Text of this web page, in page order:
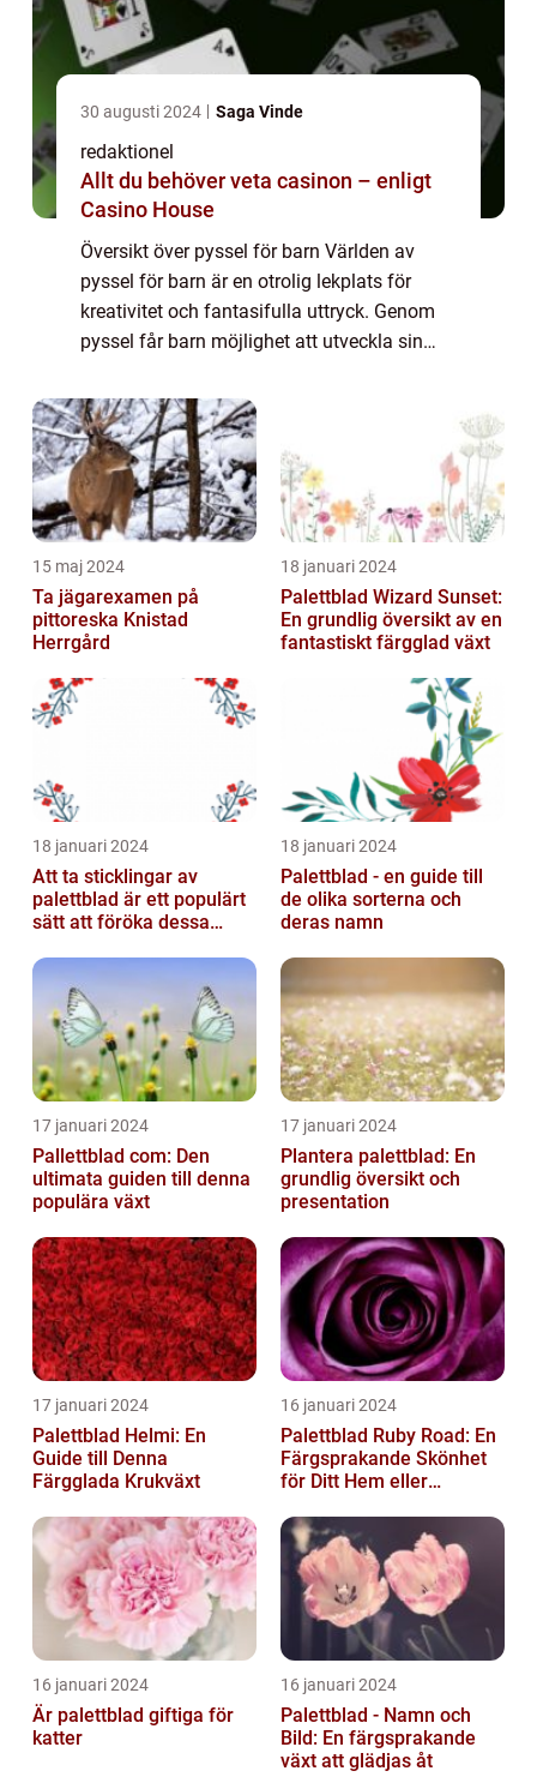
30 augusti 2024 Saga Vinde
redaktionel
Allt du behöver veta casinon – enligt
Casino House
Översikt över pyssel för barn Världen av
pyssel för barn är en otrolig lekplats för
kreativitet och fantasifulla uttryck. Genom
pyssel får barn möjlighet att utveckla sin
självuttryck. Det finns ett brett spektr...
15 maj 2024
Ta jägarexamen på
pittoreska Knistad
Herrgård
18 januari 2024
Palettblad Wizard Sunset:
En grundlig översikt av en
fantastiskt färgglad växt
18 januari 2024
Att ta sticklingar av
palettblad är ett populärt
sätt att föröka dessa
relativt...
18 januari 2024
Palettblad - en guide till
de olika sorterna och
deras namn
17 januari 2024
Pallettblad com: Den
ultimata guiden till denna
populära växt
17 januari 2024
Plantera palettblad: En
grundlig översikt och
presentation
17 januari 2024
Palettblad Helmi: En
Guide till Denna
Färgglada Krukväxt
16 januari 2024
Palettblad Ruby Road: En
Färgsprakande Skönhet
för Ditt Hem eller
16 januari 2024
Är palettblad giftiga för
katter
16 januari 2024
Palettblad - Namn och
Bild: En färgsprakande
växt att glädjas åt